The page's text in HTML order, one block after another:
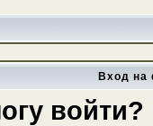
Вход на
войти?